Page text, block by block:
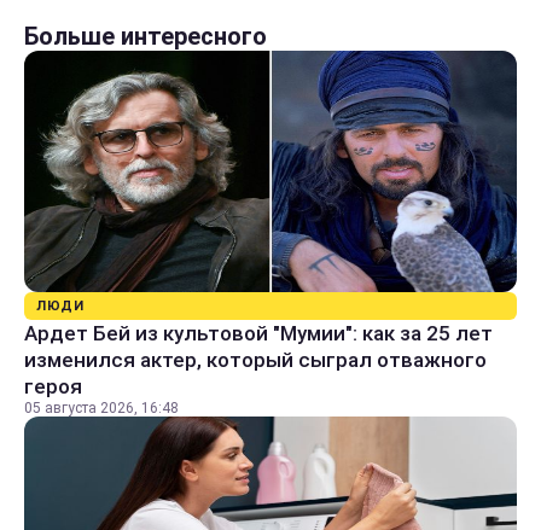
Больше интересного
ЛЮДИ
Ардет Бей из культовой "Мумии": как за 25 лет
изменился актер, который сыграл отважного
героя
05 августа 2026, 16:48